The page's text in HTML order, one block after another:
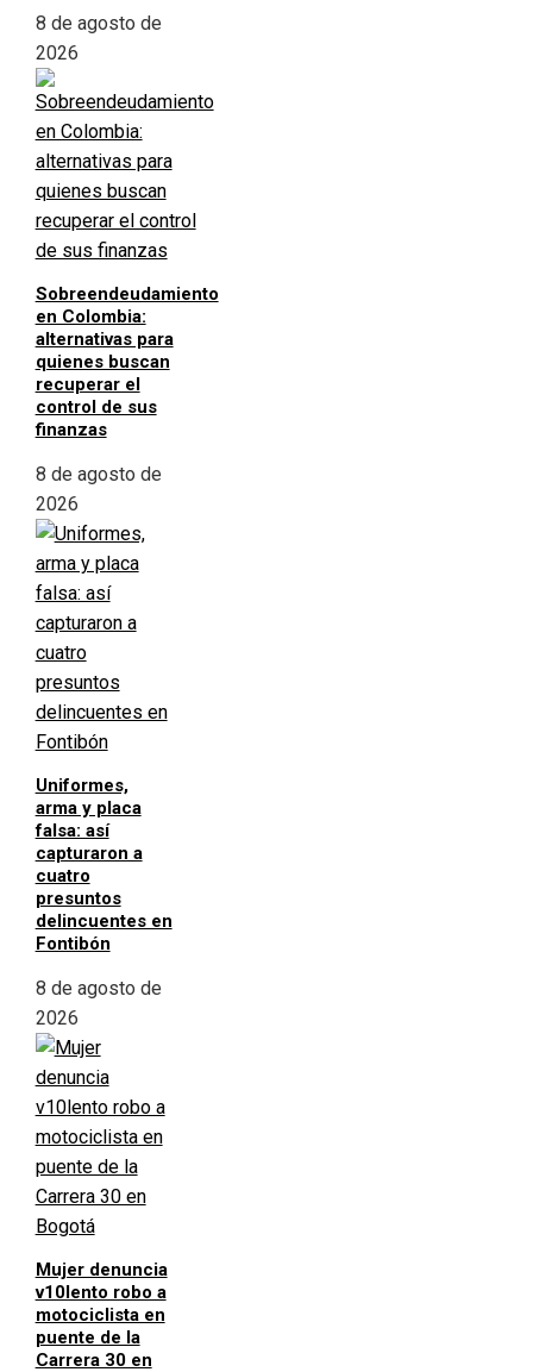
8 de agosto de
2026
Sobreendeudamiento
en Colombia:
alternativas para
quienes buscan
recuperar el
control de sus
finanzas
8 de agosto de
2026
Uniformes,
arma y placa
falsa: así
capturaron a
cuatro
presuntos
delincuentes en
Fontibón
8 de agosto de
2026
Mujer denuncia
v10lento robo a
motociclista en
puente de la
Carrera 30 en